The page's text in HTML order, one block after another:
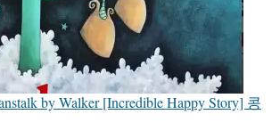
by Walker [Incredible Happy Story] 콩